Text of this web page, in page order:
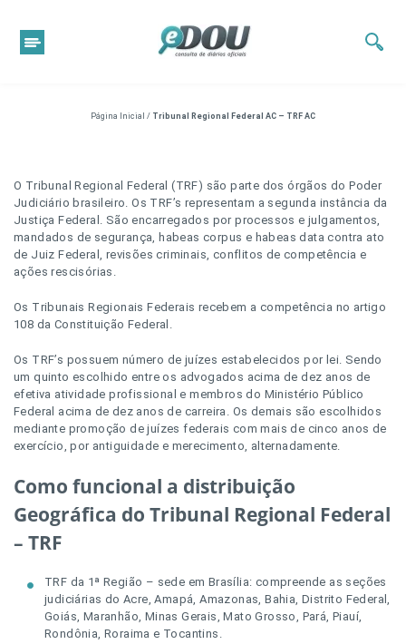
Página Inicial / Tribunal Regional Federal AC – TRF AC
O Tribunal Regional Federal (TRF) são parte dos órgãos do Poder
Judiciário brasileiro. Os TRF’s representam a segunda instância da
Justiça Federal. São encarregados por processos e julgamentos,
mandados de segurança, habeas corpus e habeas data contra ato
de Juiz Federal, revisões criminais, conflitos de competência e
ações rescisórias.
Os Tribunais Regionais Federais recebem a competência no artigo
108 da Constituição Federal.
Os TRF’s possuem número de juízes estabelecidos por lei. Sendo
um quinto escolhido entre os advogados acima de dez anos de
efetiva atividade profissional e membros do Ministério Público
Federal acima de dez anos de carreira. Os demais são escolhidos
mediante promoção de juízes federais com mais de cinco anos de
exercício, por antiguidade e merecimento, alternadamente.
Como funcional a distribuição
Geográfica do Tribunal Regional Federal
– TRF
TRF da 1ª Região – sede em Brasília: compreende as seções
judiciárias do Acre, Amapá, Amazonas, Bahia, Distrito Federal,
Goiás, Maranhão, Minas Gerais, Mato Grosso, Pará, Piauí,
Rondônia, Roraima e Tocantins.